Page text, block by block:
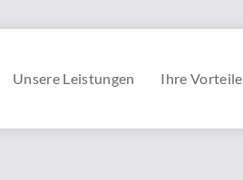
Unsere Leistungen Ihre Vorteile